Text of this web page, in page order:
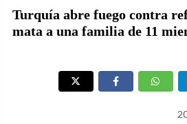
Turquía abre fuego contra
mata a una familia de 11